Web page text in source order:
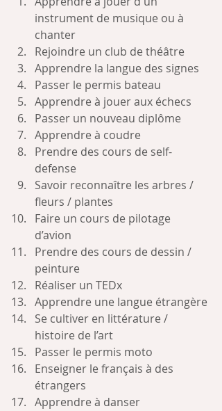
instrument de musique ou à
chanter
Rejoindre un club de théâtre
Apprendre la langue des signes
Passer le permis bateau
Apprendre à jouer aux échecs
Passer un nouveau diplôme
Apprendre à coudre
Prendre des cours de self-
defense
Savoir reconnaître les arbres /
fleurs / plantes
Faire un cours de pilotage
d’avion
Prendre des cours de dessin /
peinture
Réaliser un TEDx
Apprendre une langue étrangère
Se cultiver en littérature /
histoire de l’art
Passer le permis moto
Enseigner le français à des
étrangers
Apprendre à danser